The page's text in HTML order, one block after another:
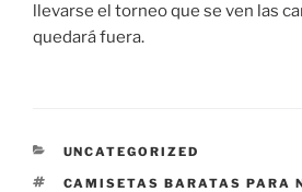
llevarse el torneo que se ven las
quedará fuera.
CATEGORÍAS
UNCATEGORIZED
ETIQUETAS
CAMISETAS BARATAS PARA